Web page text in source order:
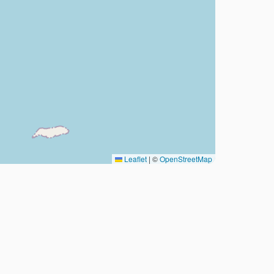
Leaflet | ©OpenStreetMap